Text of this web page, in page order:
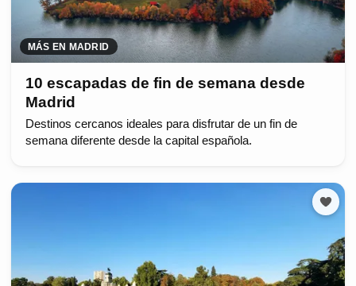
MÁS EN MADRID
10 escapadas de fin de semana desde
Madrid
Destinos cercanos ideales para disfrutar de un fin de
semana diferente desde la capital española.